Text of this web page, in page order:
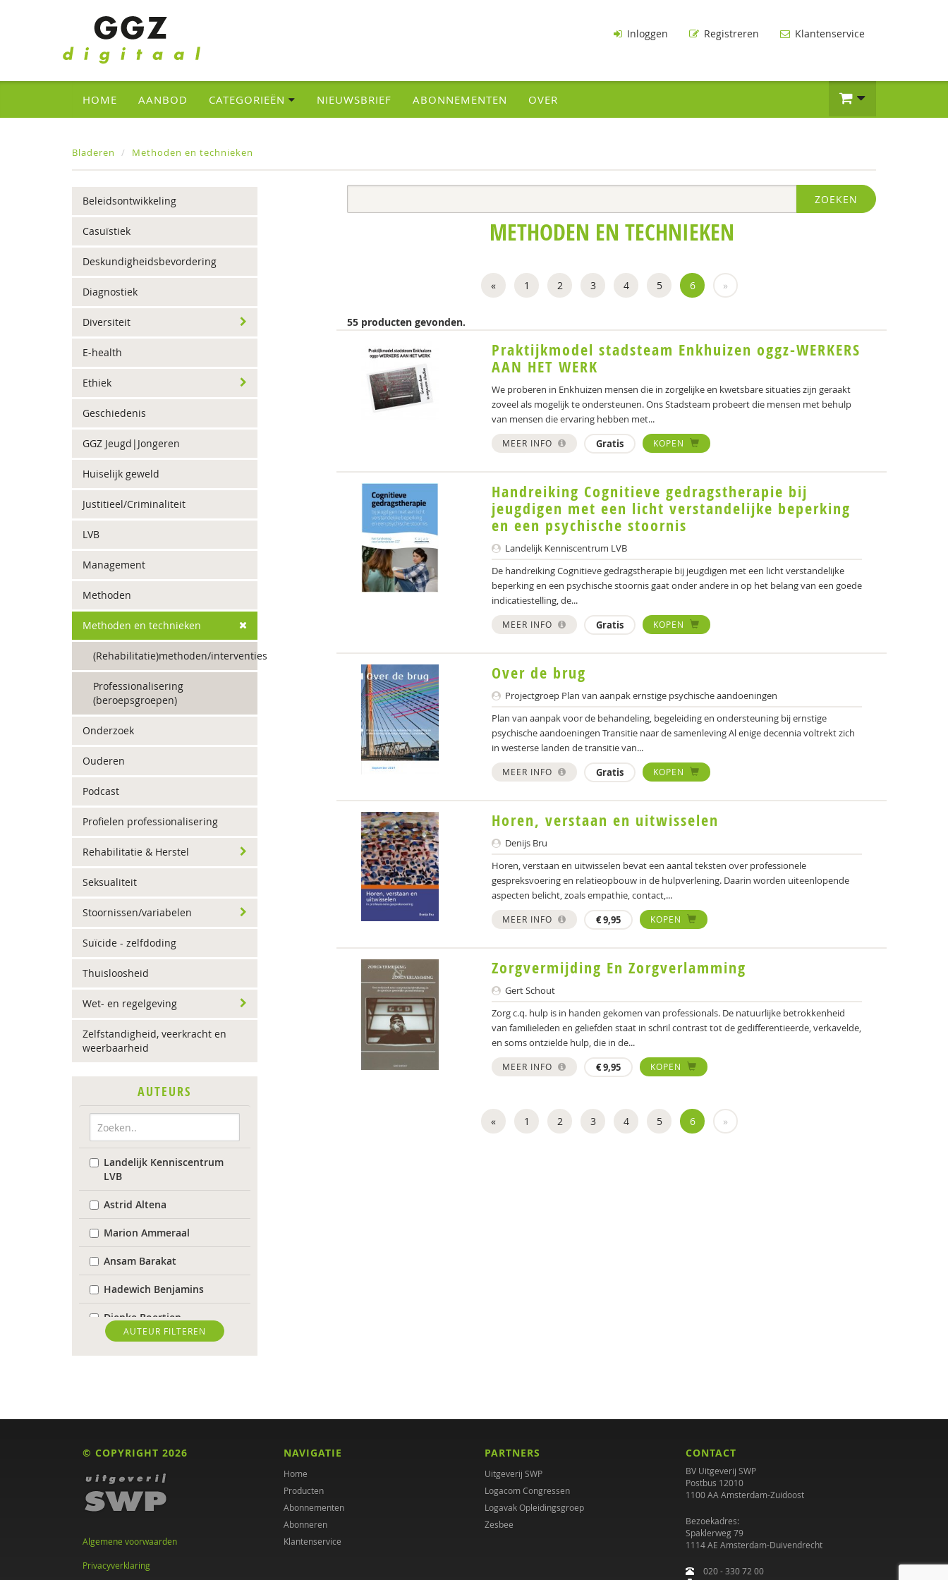
Inloggen Registreren Klantenservice
HOME AANBOD CATEGORIEËN NIEUWSBRIEF ABONNEMENTEN OVER
Bladeren Methoden en technieken
Beleidsontwikkeling
Casuïstiek
Deskundigheidsbevordering
Diagnostiek
Diversiteit
E-health
Ethiek
Geschiedenis
GGZ Jeugd|Jongeren
Huiselijk geweld
Justitieel/Criminaliteit
LVB
Management
Methoden
Methoden en technieken
(Rehabilitatie)methoden/interventies
Professionalisering
(beroepsgroepen)
Onderzoek
Ouderen
Podcast
Profielen professionalisering
Rehabilitatie & Herstel
Seksualiteit
Stoornissen/variabelen
Suïcide - zelfdoding
Thuisloosheid
Wet- en regelgeving
Zelfstandigheid, veerkracht en
weerbaarheid
AUTEURS
Landelijk Kenniscentrum
LVB
Astrid Altena
Marion Ammeraal
Ansam Barakat
Hadewich Benjamins
Dienke Boertien
Maaike Bolhuis
Denijs Bru
Annica Brummel
Buurtzorgt BV
Dorien Claessen
Daantje Daniëls
AUTEUR FILTEREN
ZOEKEN
METHODEN EN TECHNIEKEN
« 1 2 3 4 5 6 »
55 producten gevonden.
Praktijkmodel stadsteam Enkhuizen oggz-WERKERS
AAN HET WERK
We proberen in Enkhuizen mensen die in zorgelijke en kwetsbare situaties zijn geraakt
zoveel als mogelijk te ondersteunen. Ons Stadsteam probeert die mensen met behulp
van mensen die ervaring hebben met...
MEER INFO Gratis KOPEN
Handreiking Cognitieve gedragstherapie bij
jeugdigen met een licht verstandelijke beperking
en een psychische stoornis
Landelijk Kenniscentrum LVB
De handreiking Cognitieve gedragstherapie bij jeugdigen met een licht verstandelijke
beperking en een psychische stoornis gaat onder andere in op het belang van een goede
indicatiestelling, de...
MEER INFO Gratis KOPEN
Over de brug
Projectgroep Plan van aanpak ernstige psychische aandoeningen
Plan van aanpak voor de behandeling, begeleiding en ondersteuning bij ernstige
psychische aandoeningen Transitie naar de samenleving Al enige decennia voltrekt zich
in westerse landen de transitie van...
MEER INFO Gratis KOPEN
Horen, verstaan en uitwisselen
Denijs Bru
Horen, verstaan en uitwisselen bevat een aantal teksten over professionele
gespreksvoering en relatieopbouw in de hulpverlening. Daarin worden uiteenlopende
aspecten belicht, zoals empathie, contact,...
MEER INFO €9,95 KOPEN
Zorgvermijding En Zorgverlamming
Gert Schout
Zorg c.q. hulp is in handen gekomen van professionals. De natuurlijke betrokkenheid
van familieleden en geliefden staat in schril contrast tot de gedifferentieerde, verkavelde,
en soms ontzielde hulp, die in de...
MEER INFO €9,95 KOPEN
« 1 2 3 4 5 6 »
© COPYRIGHT 2026
Algemene voorwaarden
Privacyverklaring
NAVIGATIE
Home
Producten
Abonnementen
Abonneren
Klantenservice
PARTNERS
Uitgeverij SWP
Logacom Congressen
Logavak Opleidingsgroep
Zesbee
CONTACT
BV Uitgeverij SWP
Postbus 12010
1100 AA Amsterdam-Zuidoost
Bezoekadres:
Spaklerweg 79
1114 AE Amsterdam-Duivendrecht
020 - 330 72 00